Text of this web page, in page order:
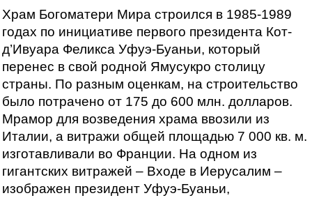
Храм Богоматери Мира строился в 1985-1989
годах по инициативе первого президента Кот-
д’Ивуара Феликса Уфуэ-Буаньи, который
перенес в свой родной Ямусукро столицу
страны. По разным оценкам, на строительство
было потрачено от 175 до 600 млн. долларов.
Мрамор для возведения храма ввозили из
Италии, а витражи общей площадью 7 000 кв. м.
изготавливали во Франции. На одном из
гигантских витражей – Входе в Иерусалим –
изображен президент Уфуэ-Буаньи,